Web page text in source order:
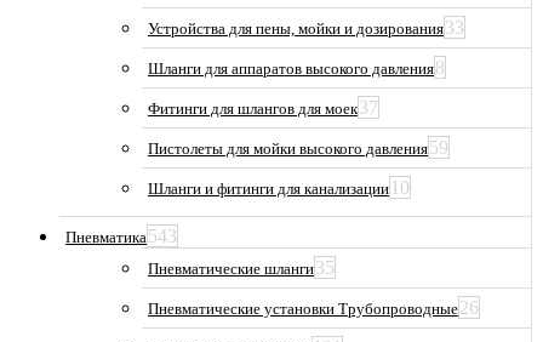
Устройства для пены, мойки и дозирования33
Шланги для аппаратов высокого давления8
Фитинги для шлангов для моек37
Пистолеты для мойки высокого давления59
Шланги и фитинги для канализации 10
Пневматика543
Пневматические шланги35
Пневматические установки Трубопроводные26